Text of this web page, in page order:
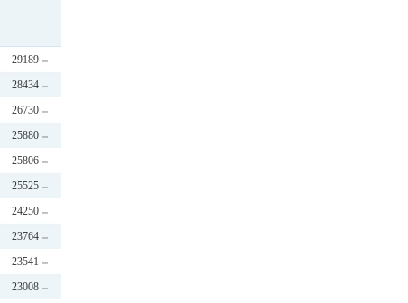
29189
28434
26730
25880
25806
25525
24250
23764
23541
23008